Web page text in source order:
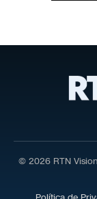
© 2026 RTN